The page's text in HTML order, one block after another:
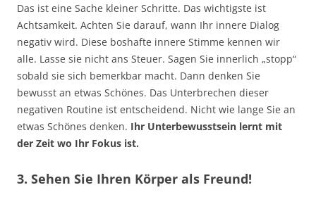
Das ist eine Sache kleiner Schritte. Das wichtigste ist
Achtsamkeit. Achten Sie darauf, wann Ihr innere Dialog
negativ wird. Diese boshafte innere Stimme kennen wir
alle. Lasse sie nicht ans Steuer. Sagen Sie innerlich „stopp“
sobald sie sich bemerkbar macht. Dann denken Sie
bewusst an etwas Schönes. Das Unterbrechen dieser
negativen Routine ist entscheidend. Nicht wie lange Sie an
etwas Schönes denken. Ihr Unterbewusstsein lernt mit
der Zeit wo Ihr Fokus ist.
3. Sehen Sie Ihren Körper als Freund!